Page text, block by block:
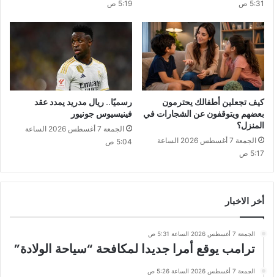
5:31 ص
5:19 ص
كيف تجعلين أطفالك يحترمون
بعضهم ويتوقفون عن الشجارات في
المنزل؟
الجمعة 7 أغسطس 2026 الساعة
5:17 ص
رسميًا.. ريال مدريد يمدد عقد
فينيسيوس جونيور
الجمعة 7 أغسطس 2026 الساعة
5:04 ص
أخر الاخبار
الجمعة 7 أغسطس 2026 الساعة 5:31 ص
ترامب يوقع أمرا جديدا لمكافحة “سياحة الولادة”
الجمعة 7 أغسطس 2026 الساعة 5:26 ص